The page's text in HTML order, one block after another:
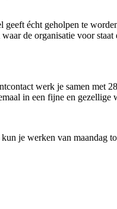
écht geholpen te
de organisatie voor
werk je samen met
in een fijne en
je werken van maandag